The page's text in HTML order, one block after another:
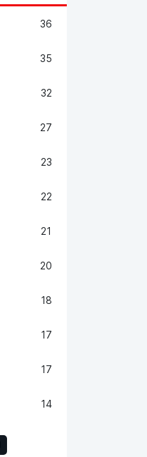
36
35
32
27
23
22
21
20
18
17
17
14